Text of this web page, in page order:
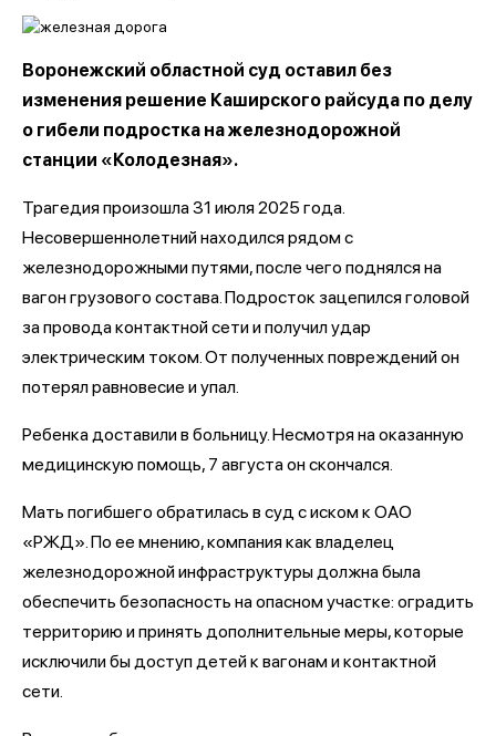
Воронежский областной суд оставил без
изменения решение Каширского райсуда по делу
о гибели подростка на железнодорожной
станции «Колодезная».
Трагедия произошла 31 июля 2025 года.
Несовершеннолетний находился рядом с
железнодорожными путями, после чего поднялся на
вагон грузового состава. Подросток зацепился головой
за провода контактной сети и получил удар
электрическим током. От полученных повреждений он
потерял равновесие и упал.
Ребенка доставили в больницу. Несмотря на оказанную
медицинскую помощь, 7 августа он скончался.
Мать погибшего обратилась в суд с иском к ОАО
«РЖД». По ее мнению, компания как владелец
железнодорожной инфраструктуры должна была
обеспечить безопасность на опасном участке: оградить
территорию и принять дополнительные меры, которые
исключили бы доступ детей к вагонам и контактной
сети.